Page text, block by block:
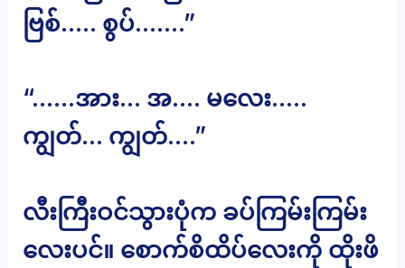
ဗြစ်….. စွပ်…….”
“……အား… အ…. မလေး…..
ကျွတ်… ကျွတ်….”
လီးကြီးဝင်သွားပုံက ခပ်ကြမ်းကြမ်း
လေးပင်။ စောက်စိထိပ်လေးကို ထိုးဖိ